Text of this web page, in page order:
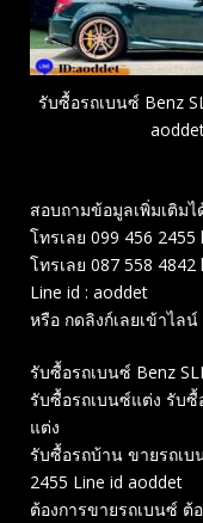
รับซื้อรถเบนซ์ Benz
สอบถามข้อมูลเพิ่มเติมไ
โทรเลย 099 456 2455
โทรเลย 087 558 4842
Line id : aoddet
หรือ กดลิงก์เลยเข้าไลน์
รับซื้อรถเบนซ์ Benz
รับซื้อรถเบนซ์แต่ง รับซื้
แต่ง
รับซื้อรถบ้าน ขายรถเบ
2455 Line id aoddet
ต้องการขายรถเบนซ์ ต้